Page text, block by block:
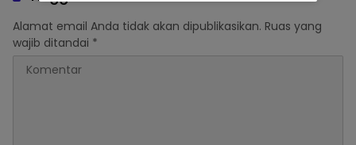
Alamat email Anda tidak akan dipublikasikan. Ruas yang
wajib ditandai *